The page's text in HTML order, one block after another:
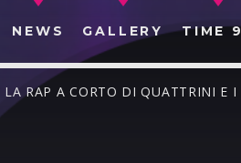
NEWS GALLERY TIME
RAP A CORTO DI QUATTRINI E